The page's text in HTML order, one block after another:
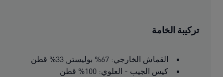
تركيبة الخامة
القماش الخارجي: 67% بوليستر, 33% قطن
كيس الجيب - العلوي: 100% قطن